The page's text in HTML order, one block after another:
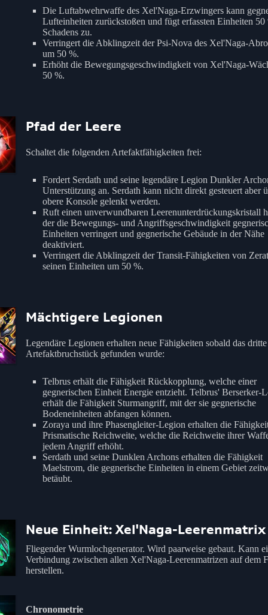
Die Luftabwehrwaffe des Xel'Naga-Erzwingers kann
Lufteinheiten zurückstoßen und fügt erfassten Einheiten 50
Schadens zu.
Verringert die Abklingzeit der Psi-Nova des Xel'Naga-
um 50 %.
Erhöht die Bewegungsgeschwindigkeit von Xel'Naga-
50 %.
Pfad der Leere
Schaltet die folgenden Artefaktfähigkeiten frei:
Fordert Serdath und seine legendäre Legion Dunkler
Unterstützung an. Serdath kann nicht direkt gesteuert aber
obere Konsole gelenkt werden.
Ruft einen unverwundbaren Leerenunterdrückungskristall
der die Bewegungs- und Angriffsgeschwindigkeit
Einheiten verringert und gegnerische Gebäude in der Nähe
deaktiviert.
Verringert die Abklingzeit der Transit-Fähigkeiten von
seinen Einheiten um 50 %.
Mächtigere Legionen
Legendäre Legionen erhalten neue Fähigkeiten sobald das dritte
Artefaktbruchstück gefunden wurde:
Telbrus erhält die Fähigkeit Rückkopplung, welche einer
gegnerischen Einheit Energie entzieht. Telbrus' Berserker-
erhält die Fähigkeit Sturmangriff, mit der sie gegnerische
Bodeneinheiten abfangen können.
Zoraya und ihre Phasengleiter-Legion erhalten die
Prismatische Reichweite, welche die Reichweite ihrer
jedem Angriff erhöht.
Serdath und seine Dunklen Archons erhalten die Fähigkeit
Maelstrom, die gegnerische Einheiten in einem Gebiet
betäubt.
Neue Einheit: Xel'Naga-Leerenmatrix
Fliegender Wurmlochgenerator. Wird paarweise gebaut. Kann
Verbindung zwischen allen Xel'Naga-Leerenmatrizen auf dem
herstellen.
Chronometrie